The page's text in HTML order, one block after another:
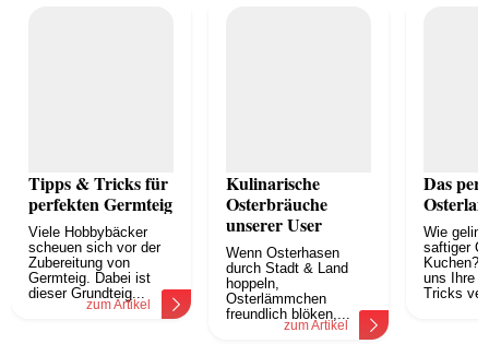
Tipps & Tricks für
perfekten Germteig
Viele Hobbybäcker
scheuen sich vor der
Zubereitung von
Germteig. Dabei ist
dieser Grundteig...
zum Artikel
Kulinarische
Osterbräuche
unserer User
Wenn Osterhasen
durch Stadt & Land
hoppeln,
Osterlämmchen
freundlich blöken,...
zum Artikel
Das
Wie
saftiger
Kuchen?
uns Ihre
Tricks